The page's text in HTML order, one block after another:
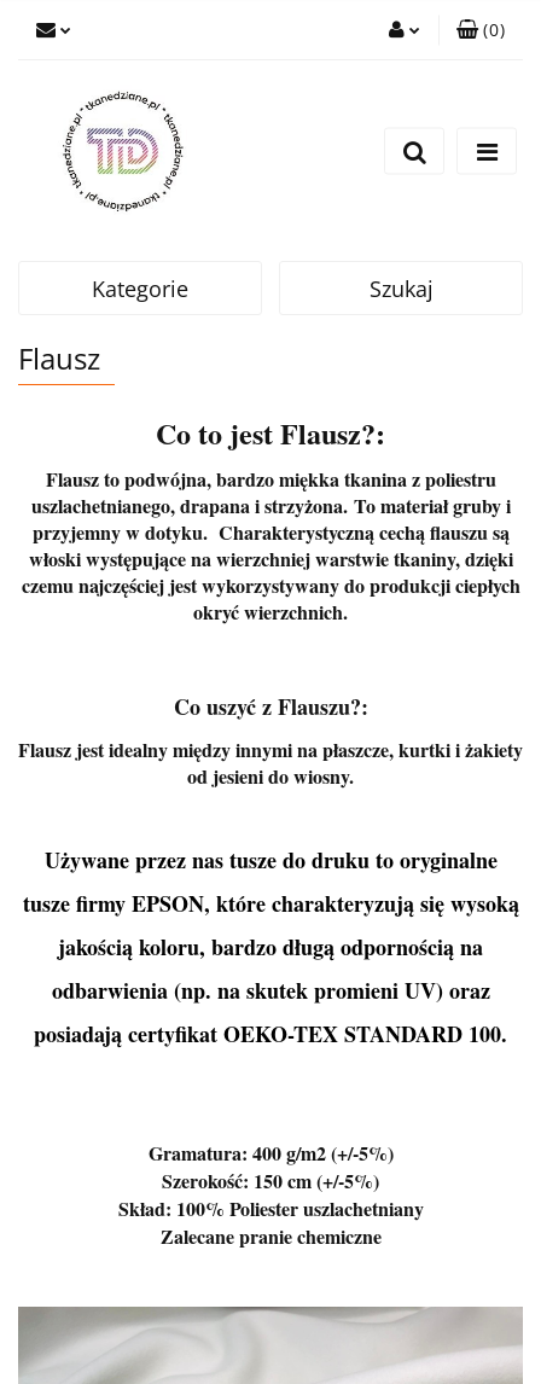
Wyślij e-mail
(0)
Kategorie Szukaj
Flausz
Co to jest Flausz?:
Flausz to podwójna, bardzo miękka tkanina z poliestru
uszlachetnianego, drapana i strzyżona. To materiał gruby i
przyjemny w dotyku. Charakterystyczną cechą flauszu są
włoski występujące na wierzchniej warstwie tkaniny, dzięki
czemu najczęściej jest wykorzystywany do produkcji ciepłych
okryć wierzchnich.
Co uszyć z Flauszu?:
Flausz jest idealny między innymi na płaszcze, kurtki i żakiety
od jesieni do wiosny.
Używane przez nas tusze do druku to oryginalne
tusze firmy EPSON, które charakteryzują się wysoką
jakością koloru, bardzo długą odpornością na
odbarwienia (np. na skutek promieni UV) oraz
posiadają certyfikat OEKO-TEX STANDARD 100.
Gramatura: 400 g/m2 (+/-5%)
Szerokość: 150 cm (+/-5%)
Skład: 100% Poliester uszlachetniany
Zalecane pranie chemiczne